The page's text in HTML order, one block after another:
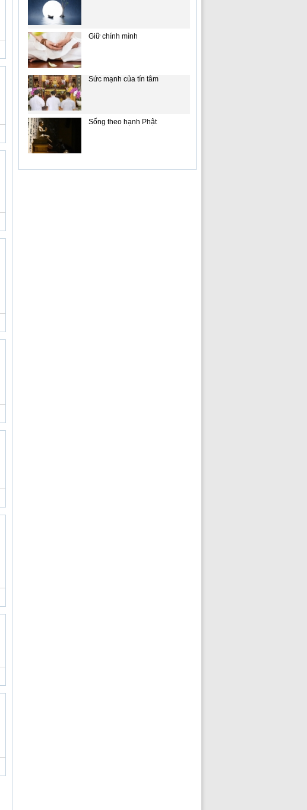
Giữ chính mình
Sức mạnh của tín tâm
Sống theo hạnh Phật